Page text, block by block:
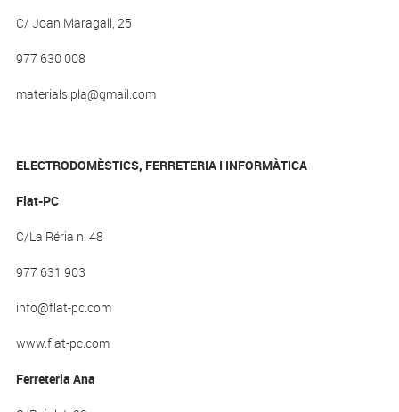
C/ Joan Maragall, 25
977 630 008
materials.pla@gmail.com
ELECTRODOMÈSTICS, FERRETERIA I INFORMÀTICA
Flat-PC
C/La Réria n. 48
977 631 903
info@flat-pc.com
www.flat-pc.com
Ferreteria Ana